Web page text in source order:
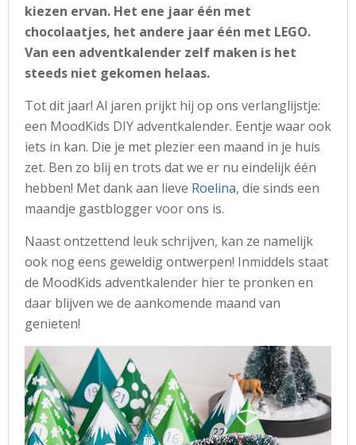
kiezen ervan. Het ene jaar één met
chocolaatjes, het andere jaar één met LEGO.
Van een adventkalender zelf maken is het
steeds niet gekomen helaas.
Tot dit jaar! Al jaren prijkt hij op ons verlanglijstje:
een MoodKids DIY adventkalender. Eentje waar ook
iets in kan. Die je met plezier een maand in je huis
zet. Ben zo blij en trots dat we er nu eindelijk één
hebben! Met dank aan lieve Roelina, die sinds een
maandje gastblogger voor ons is.
Naast ontzettend leuk schrijven, kan ze namelijk
ook nog eens geweldig ontwerpen! Inmiddels staat
de MoodKids adventkalender hier te pronken en
daar blijven we de aankomende maand van
genieten!